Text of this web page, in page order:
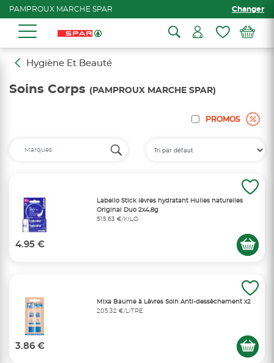
PAMPROUX MARCHE SPAR Changer
Hygiène Et Beauté
Soins Corps (PAMPROUX MARCHE SPAR)
PROMOS
Labello Stick lèvres hydratant Huiles naturelles
Original Duo 2x4,8g
515,63 €/KILO
4.95 €
Mixa Baume à Lèvres Soin Anti-dessèchement x2
205,32 €/LITRE
3.86 €